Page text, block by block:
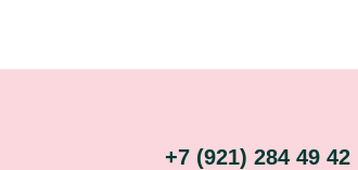
+7 (921) 284 49 42